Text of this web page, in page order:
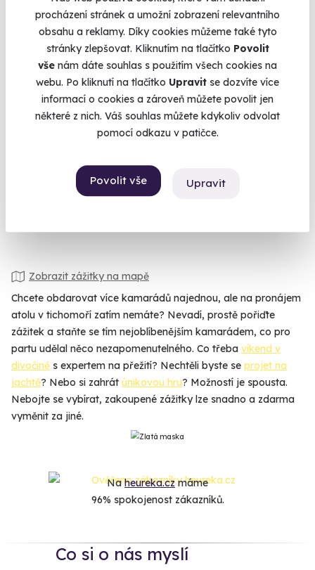
procházení stránek a umožní zobrazení relevantního
obsahu a reklamy. Díky cookies můžeme také tyto
stránky zlepšovat. Kliknutím na tlačítko Povolit
vše nám dáte souhlas s použitím všech cookies na
webu. Po kliknutí na tlačítko Upravit se dozvíte více
informací o cookies a zároveň můžete povolit jen
některé z nich. Váš souhlas můžete kdykoliv odvolat
pomocí odkazu v patičce.
Povolit vše Upravit
9.8
Romantický pobyt v Bechyni s tříchodovou
večeří a sektem na pokoji
Bechyně (Tábor)
Zobrazit zážitky na mapě
Chcete obdarovat více kamarádů najednou, ale na pronájem
atolu v tichomoří zatím nemáte? Nevadí, prostě pořiďte
zážitek a staňte se tím nejoblíbenějším kamarádem, co pro
partu udělal něco nezapomenutelného. Co třeba víkend v
divočině s expertem na přežití? Nechtěli byste se projet na
jachtě? Nebo si zahrát únikovou hru? Možností je spousta.
Nebojte se vybírat, zakoupené zážitky lze snadno a zdarma
vyměnit za jiné.
Naheureka.czmáme
96% spokojenost zákazníků.
Co si o nás myslí